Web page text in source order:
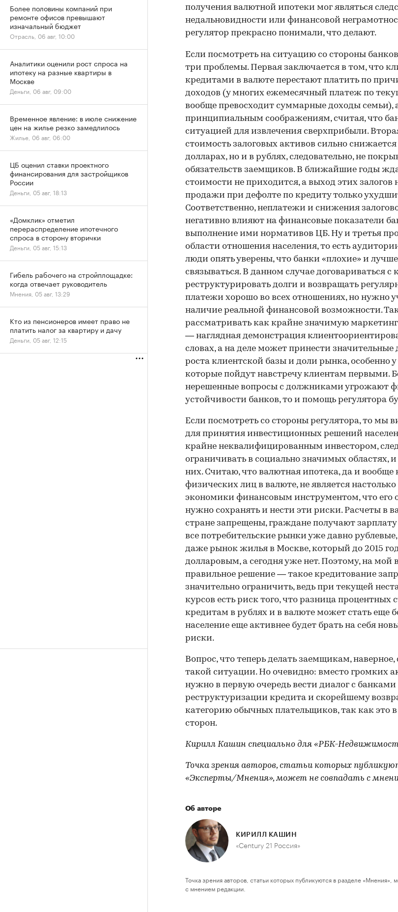
получения валютной ипотеки мог являться
недальновидности или финансовой
регулятор прекрасно понимали, что делают.
Если посмотреть на ситуацию со стороны
три проблемы. Первая заключается в том, что
кредитами в валюте перестают платить по
доходов (у многих ежемесячный платеж по
вообще превосходит суммарные доходы семьи),
принципиальным соображениям, считая, что
ситуацией для извлечения сверхприбыли.
стоимость залоговых активов сильно снижается
долларах, но и в рублях, следовательно, не
обязательств заемщиков. В ближайшие годы
стоимости не приходится, а выход этих залогов
продажи при дефолте по кредиту только
Соответственно, неплатежи и снижения
негативно влияют на финансовые показатели
выполнение ими нормативов ЦБ. Ну и третья
области отношения населения, то есть
люди опять уверены, что банки «плохие» и
связываться. В данном случае договариваться с
реструктурировать долги и возвращать
платежи хорошо во всех отношениях, но нужно
наличие реальной финансовой возможности.
рассматривать как крайне значимую
— наглядная демонстрация
словах, а на деле может принести
роста клиентской базы и доли рынка, особенно у
которые пойдут навстречу клиентам первыми.
нерешенные вопросы с должниками угрожают
устойчивости банков, то и помощь регулятора
Если посмотреть со стороны регулятора, то мы
для принятия инвестиционных решений
крайне неквалифицированным инвестором,
ограничивать в социально значимых областях,
них. Считаю, что валютная ипотека, да и вообще
физических лиц в валюте, не является
экономики финансовым инструментом, что его
нужно сохранять и нести эти риски. Расчеты в
стране запрещены, граждане получают зарплату
все потребительские рынки уже давно
даже рынок жилья в Москве, который до 2015
долларовым, а сегодня уже нет. Поэтому, на мой
правильное решение — такое кредитование
значительно ограничить, ведь при текущей
курсов есть риск того, что разница процентных
кредитам в рублях и в валюте может стать еще
население еще активнее будет брать на себя
риски.
Вопрос, что теперь делать заемщикам,
такой ситуации. Но очевидно: вместо громких
нужно в первую очередь вести диалог с банками
реструктуризации кредита и скорейшему
категорию обычных плательщиков, так как это в
сторон.
Кирилл Кашин специально для «РБК-
Точка зрения авторов, статьи которых
«Эксперты/Мнения», может не совпадать с
Об авторе
КИРИЛЛ КАШИН
«Century 21 Россия»
Точка зрения авторов, статьи которых публикуются в разделе «Мнения»,
с мнением редакции.
Более половины компаний при
ремонте офисов превышают
изначальный бюджет
Отрасль, 06 авг, 10:00
Аналитики оценили рост спроса на
ипотеку на разные квартиры в
Москве
Деньги, 06 авг, 09:00
Временное явление: в июле снижение
цен на жилье резко замедлилось
Жилье, 06 авг, 06:00
ЦБ оценил ставки проектного
финансирования для застройщиков
России
Деньги, 05 авг, 18:13
«Домклик» отметил
перераспределение ипотечного
спроса в сторону вторички
Деньги, 05 авг, 15:13
Гибель рабочего на стройплощадке:
когда отвечает руководитель
Мнения, 05 авг, 13:29
Кто из пенсионеров имеет право не
платить налог за квартиру и дачу
Деньги, 05 авг, 12:15